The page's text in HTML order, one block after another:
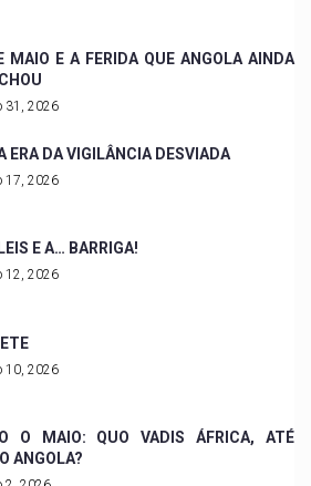
MAIO E A FERIDA QUE ANGOLA AINDA
31, 2026
ERA DA VIGILÂNCIA DESVIADA
17, 2026
E A… BARRIGA!
12, 2026
10, 2026
O MAIO: QUO VADIS ÁFRICA, ATÉ
ANGOLA?